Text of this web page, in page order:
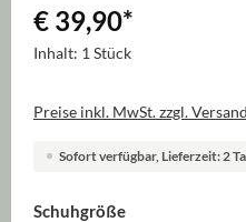
€ 39,90*
Inhalt: 1 Stück
Preise inkl. MwSt. zzgl.
Sofort verfügbar, Lieferzeit: 2
Schuhgrößeauswählen